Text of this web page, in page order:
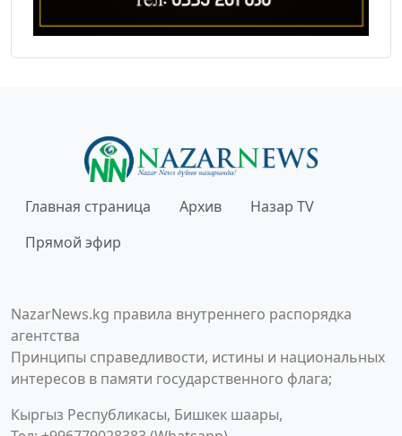
Главная страница Архив
Назар TV
Прямой эфир
NazarNews.kg правила внутреннего распорядка
агентства
Принципы справедливости, истины и национальных
интересов в памяти государственного флага;
Кыргыз Республикасы, Бишкек шаары,